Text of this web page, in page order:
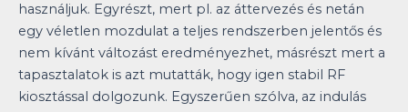
használjuk. Egyrészt, mert pl. az áttervezés és netán
egy véletlen mozdulat a teljes rendszerben jelentős és
nem kívánt változást eredményezhet, másrészt mert a
tapasztalatok is azt mutatták, hogy igen stabil RF
kiosztással dolgozunk. Egyszerűen szólva, az indulás